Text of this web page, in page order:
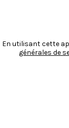
En utilisant cette
générales de